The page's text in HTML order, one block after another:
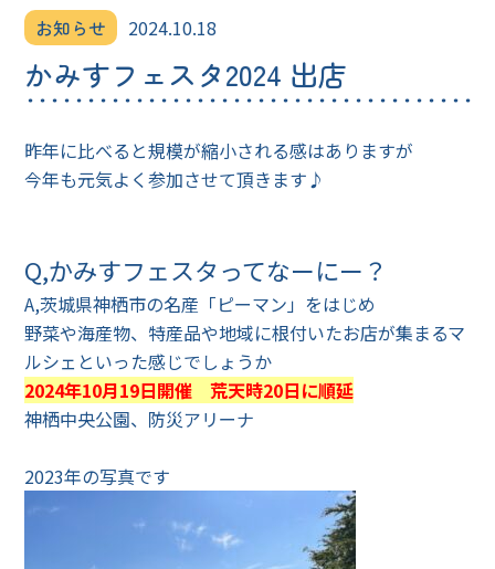
お知らせ 2024.10.18
かみすフェスタ2024 出店
昨年に比べると規模が縮小される感はありますが
今年も元気よく参加させて頂きます♪
Q,かみすフェスタってなーにー？
A,茨城県神栖市の名産「ピーマン」をはじめ
野菜や海産物、特産品や地域に根付いたお店が集まるマ
ルシェといった感じでしょうか
2024年10月19日開催 荒天時20日に順延
神栖中央公園、防災アリーナ
2023年の写真です